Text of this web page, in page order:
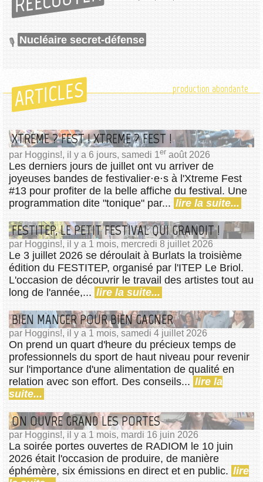
Nucléaire secret-défense
ARTICLES production abondante
XTREME ? FEST ! XTREME ? FEST !
par Hoggins!, il y a 6 jours, samedi 1er août 2026
Les derniers jours de juillet ont vu arriver de
joyeuses bandes de festivalier⋅e⋅s à l'Xtreme Fest
#13 pour profiter de la belle affiche du festival. Une
programmation dite "tonique" par... lire la suite...
FESTITEP, LE PETIT FESTIVAL QUI GRANDIT !
par Hoggins!, il y a 1 mois, mercredi 8 juillet 2026
Le 3 juillet 2026 se déroulait à Burlats la troisième
édition du FESTITEP, organisé par l'ITEP Le Briol.
L'occasion de découvrir le travail des artistes tout au
long de l'année,... lire la suite...
BIEN MANGER POUR BIEN GAGNER
par Hoggins!, il y a 1 mois, samedi 4 juillet 2026
On prend un quart d'heure du précieux temps de
professionnels du sport de haut niveau pour revenir
sur l'importance d'une alimentation de qualité en
relation avec son effort. Des conseils... lire la
suite...
ON OUVRE GRAND LES PORTES
par Hoggins!, il y a 1 mois, mardi 16 juin 2026
La soirée portes ouvertes de RADIOM le 10 juin
2026 était l'occasion de produire, de manière
éphémère, six émissions en direct et en public. lire